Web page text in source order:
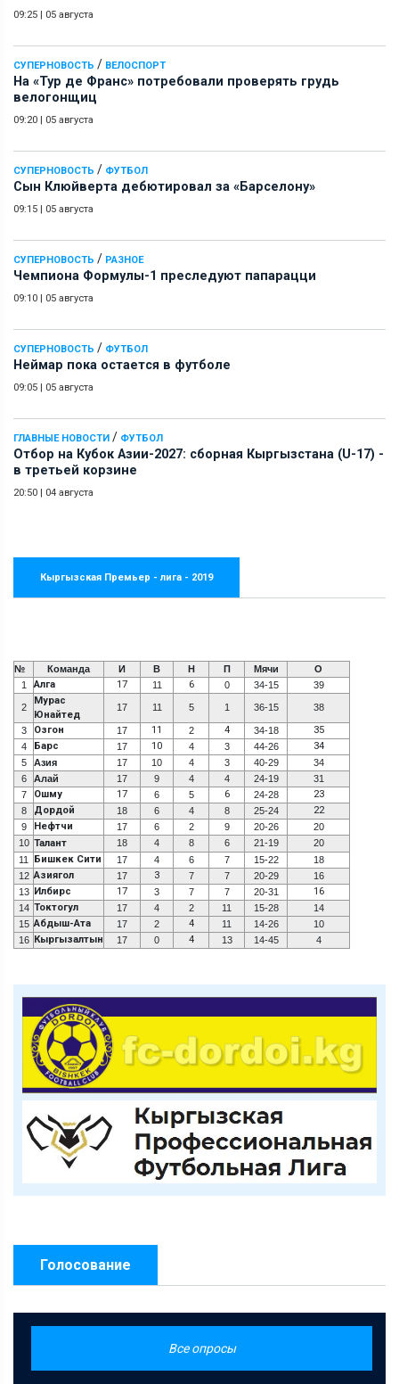
09:25 05 августа
СУПЕРНОВОСТЬ / ВЕЛОСПОРТ
На «Тур де Франс» потребовали проверять грудь
велогонщиц
09:20 05 августа
СУПЕРНОВОСТЬ / ФУТБОЛ
Сын Клюйверта дебютировал за «Барселону»
09:15 05 августа
СУПЕРНОВОСТЬ / РАЗНОЕ
Чемпиона Формулы-1 преследуют папарацци
09:10 05 августа
СУПЕРНОВОСТЬ / ФУТБОЛ
Неймар пока остается в футболе
09:05 05 августа
ГЛАВНЫЕ НОВОСТИ / ФУТБОЛ
Отбор на Кубок Азии-2027: сборная Кыргызстана (U-17) -
в третьей корзине
20:50 04 августа
Кыргызская Премьер - лига - 2019
№ Команда И В Н П Мячи
О
1
Алга 17 11 6 0 34-15 39
2
Мурас
Юнайтед
17 11 5 1 36-15 38
3 Озгон 17 11 2 4 34-18 35
4 Барс 17 10 4 3 44-26 34
5 Азия 17 10 4 3 40-29
34
6
Алай 17 9 4 4 24-19
31
7
Ошму 17 6 5 6 24-28 23
8 Дордой 18 6 4 8 25-24 22
9 Нефтчи 17 6 2 9 20-26
20
10 Талант 18 4 8 6 21-19
20
11
Бишкек Сити 17 4 6 7 15-22
18
12 Азиягол 17 3 7 7 20-29
16
13
Илбирс 17 3 7 7 20-31 16
14 Токтогул 17 4 2 11 15-28
14
15 Абдыш-Ата 17 2 4 11 14-26
10
16
Кыргызалтын 17 0 4 13 14-45 4
Голосование
Все опросы